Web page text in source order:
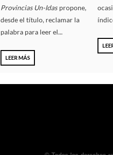
Provincias Un-Idas propone,
desde el título, reclamar la
palabra para leer el...
LEER MÁS